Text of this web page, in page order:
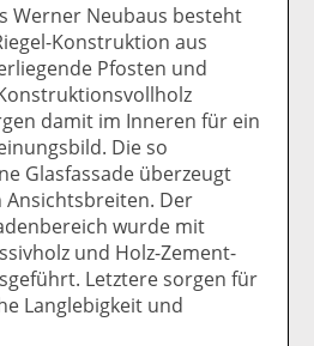
Werner Neubaus besteht
Konstruktion aus
Pfosten und
damit im Inneren für ein
Die so
Glasfassade überzeugt
Der
wurde mit
und Holz-Zement-
Letztere sorgen für
Langlebigkeit und